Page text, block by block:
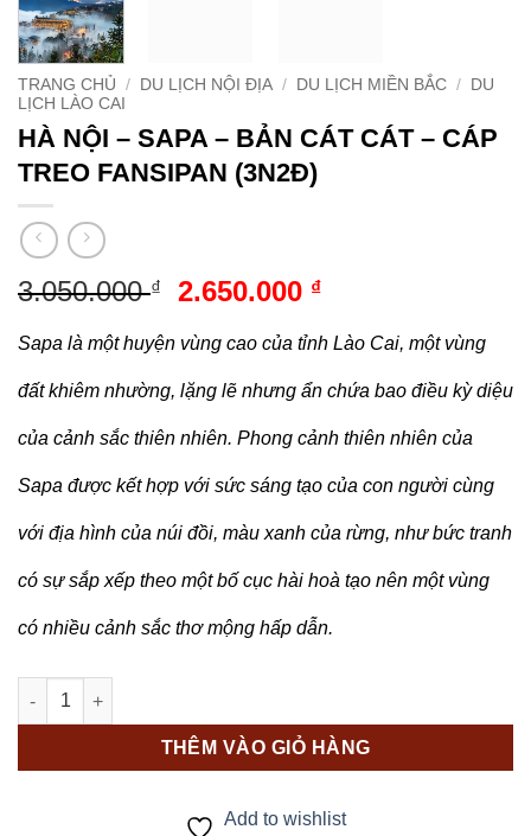
TRANG CHỦ / DU LỊCH NỘI ĐỊA / DU LỊCH MIỀN BẮC / DU
LỊCH LÀO CAI
HÀ NỘI – SAPA – BẢN CÁT CÁT – CÁP
TREO FANSIPAN (3N2Đ)
3.050.000₫
Giá
là:
3.050.000 ₫.
2.650.000 ₫Giá
tại
là:
2.650.000 ₫.
Sapa là một huyện vùng cao của tỉnh Lào Cai, một vùng
đất khiêm nhường, lặng lẽ nhưng ẩn chứa bao điều kỳ diệu
của cảnh sắc thiên nhiên. Phong cảnh thiên nhiên của
Sapa được kết hợp với sức sáng tạo của con người cùng
với địa hình của núi đồi, màu xanh của rừng, như bức tranh
có sự sắp xếp theo một bố cục hài hoà tạo nên một vùng
có nhiều cảnh sắc thơ mộng hấp dẫn.
HÀ NỘI – SAPA – BẢN CÁT CÁT – CÁP TREO FANSIPAN
THÊM VÀO GIỎ HÀNG
Add to wishlist